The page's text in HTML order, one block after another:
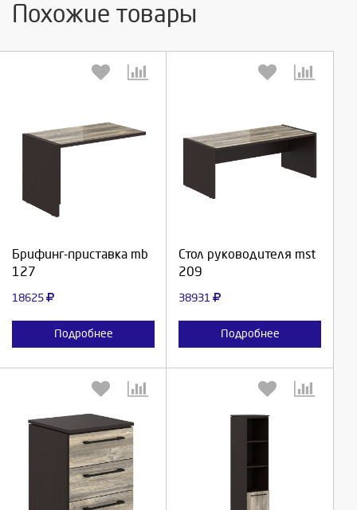
Похожие товары
Брифинг-приставка mb
127
18625
Подробнее
Стол руководителя mst
209
38931
Подробнее
Выберите количество:
Выберите количество: